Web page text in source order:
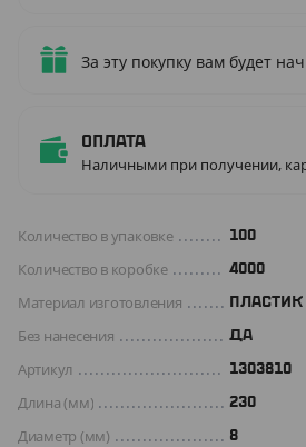
За эту покупку вам будет
Оплата
Наличными при получении,
Количество в упаковке 100
Количество в коробке 4000
Материал изготовления ПЛАСТИК
Без нанесения ДА
Артикул 1303810
Длина (мм) 230
Диаметр (мм) 8